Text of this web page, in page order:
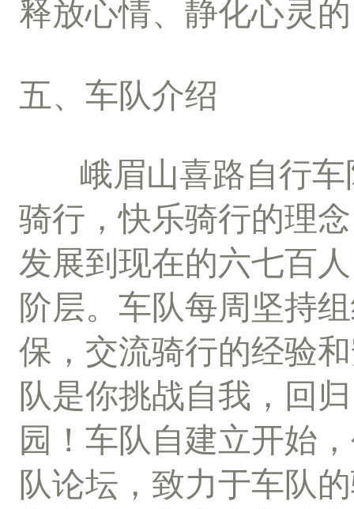
释放心情、静化心灵
五、车队介绍
峨眉山喜路自行车
骑行，快乐骑行的理
发展到现在的六七百
阶层。车队每周坚持
保，交流骑行的经验
队是你挑战自我，回
园！车队自建立开始
队论坛，致力于车队